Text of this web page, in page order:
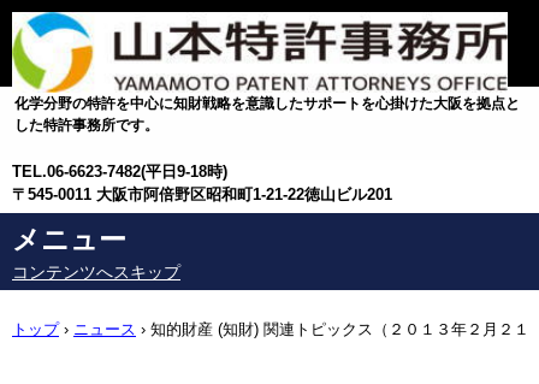
化学分野の特許を中心に知財戦略を意識したサポートを心掛けた大阪を拠点と
した特許事務所です。
TEL.06-6623-7482(平日9-18時)
〒545-0011 大阪市阿倍野区昭和町1-21-22徳山ビル201
メニュー
コンテンツへスキップ
トップ › ニュース › 知的財産 (知財) 関連トピックス（２０１３年２月２１